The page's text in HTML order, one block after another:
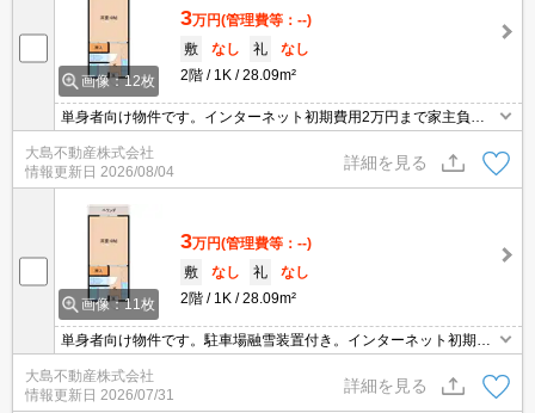
画像：12枚
3万円(管理費等：--)
敷
なし 礼
なし
2階
1K 28.09m²
単身者向け物件です。インターネット初期費用2万円まで家主負
担。銭湯へ200m。上水道代0円。
大島不動産株式会社
情報更新日 2026/08/04
詳細を見る
画像：11枚
3万円(管理費等：--)
敷
なし 礼
なし
2階
1K 28.09m²
単身者向け物件です。駐車場融雪装置付き。インターネット初期費
用2万円まで家主負担。銭湯へ200m。水道料金は貸主負担。
大島不動産株式会社
情報更新日 2026/07/31
詳細を見る